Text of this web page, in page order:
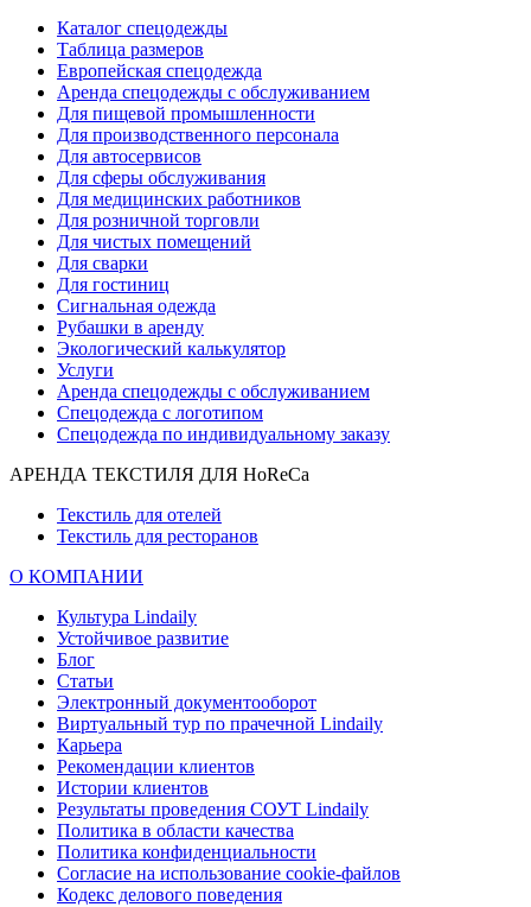
Каталог спецодежды
Таблица размеров
Европейская спецодежда
Аренда спецодежды с обслуживанием
Для пищевой промышленности
Для производственного персонала
Для автосервисов
Для сферы обслуживания
Для медицинских работников
Для розничной торговли
Для чистых помещений
Для сварки
Для гостиниц
Сигнальная одежда
Рубашки в аренду
Экологический калькулятор
Услуги
Аренда спецодежды с обслуживанием
Спецодежда с логотипом
Спецодежда по индивидуальному заказу
АРЕНДА ТЕКСТИЛЯ ДЛЯ HoReCa
Текстиль для отелей
Текстиль для ресторанов
О КОМПАНИИ
Культура Lindaily
Устойчивое развитие
Блог
Статьи
Электронный документооборот
Виртуальный тур по прачечной Lindaily
Карьера
Рекомендации клиентов
Истории клиентов
Результаты проведения СОУТ Lindaily
Политика в области качества
Политика конфиденциальности
Согласие на использование cookie-файлов
Кодекс делового поведения